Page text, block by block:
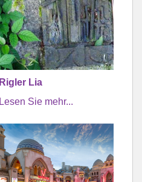
Rigler Lia
Lesen Sie mehr...